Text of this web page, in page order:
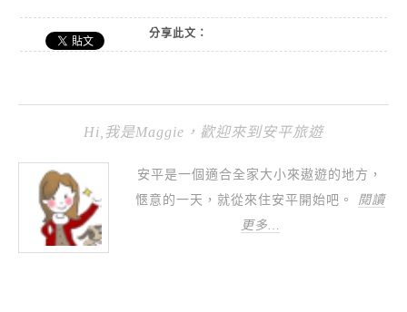
分享此文：
Hi,我是Maggie，歡迎來到安平旅遊
安平是一個適合全家大小來遨遊的地方，
愜意的一天，就從來住安平開始吧。 閱讀
更多…